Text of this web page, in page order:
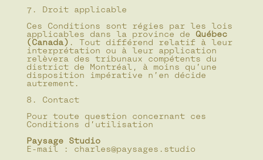
7. Droit applicable
Ces Conditions sont régies par les lois
applicables dans la province de Québec
(Canada) . Tout différend relatif à leur
interprétation ou à leur application
relèvera des tribunaux compétents du
district de Montréal, à moins qu’une
disposition impérative n’en décide
autrement.
8. Contact
Pour toute question concernant ces
Conditions d’utilisation
Paysage Studio
E-mail : charles@paysages.studio